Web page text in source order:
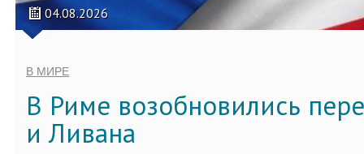
04.08.2026
В МИРЕ
В Риме возобновились
и Ливана